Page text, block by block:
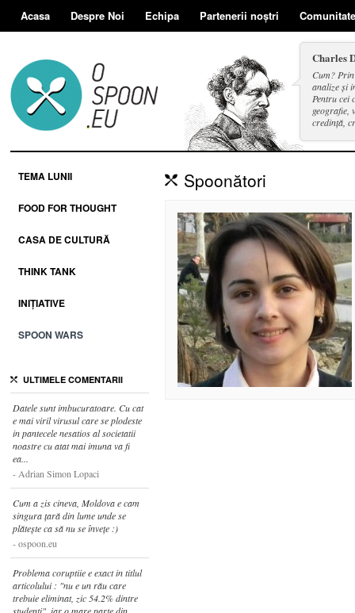
Acasa Despre Noi Echipa Partenerii noștri
Charles
Cum?
analize și
Pentru cei
geografie,
credință,
TEMA LUNII
FOOD FOR THOUGHT
CASA DE CULTURĂ
THINK TANK
INIȚIATIVE
SPOON WARS
ULTIMELE COMENTARII
Datele sunt imbucuratoare. Cu cat
e mai viril virusul care se plodeste
in pantecele nesatios al societatii
noastre cu atat mai imuna va fi
ea...
Adrian Simon Lopaci
Cum a zis cineva, Moldova e cam
singura țară din lume unde se
plătește ca să nu se învețe :)
ospoon.eu
Problema coruptiie e exact in titlul
articolului : "nu e un rău care
trebuie eliminat, zic 54.2% dintre
Spoonători